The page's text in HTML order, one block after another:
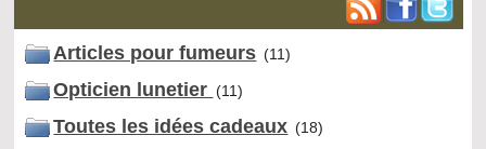
Articles pour fumeurs (11)
Opticien lunetier (11)
Toutes les idées cadeaux (18)